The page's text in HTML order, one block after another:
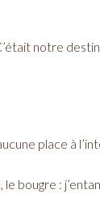
notre
place à
bougre :